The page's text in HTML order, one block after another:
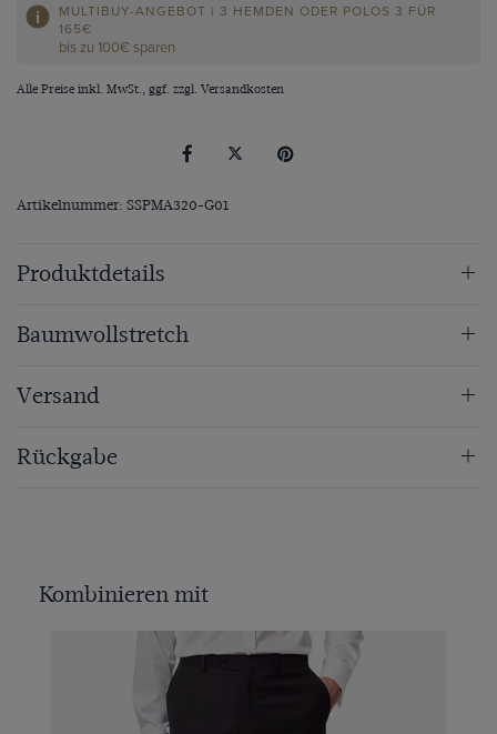
MULTIBUY-ANGEBOT | 3 HEMDEN ODER POLOS 3 FÜR
165€
bis zu 100€ sparen
Alle Preise inkl. MwSt., ggf. zzgl. Versandkosten
Artikelnummer: SSPMA320-G01
Produktdetails
Baumwollstretch
Versand
Rückgabe
Kombinieren mit